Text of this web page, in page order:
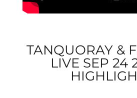
TANQUORAY &
LIVE SEP 24